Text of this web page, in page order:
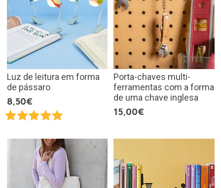
Luz de leitura em forma
de pássaro
8,50€
Porta-chaves multi-
ferramentas com a forma
de uma chave inglesa
15,00€